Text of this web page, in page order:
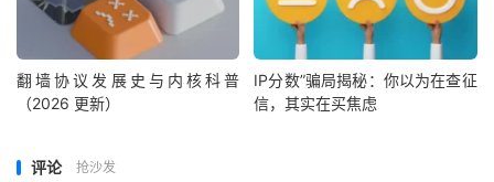
翻墙协议发展史与内核科普
（2026 更新）
IP分数”骗局揭秘：你以为在查征
信，其实在买焦虑
评论 抢沙发